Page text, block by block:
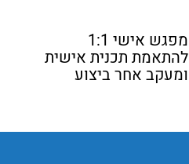
מפגש אישי 1:1
להתאמת תכנית אישית
ומעקב אחר ביצוע